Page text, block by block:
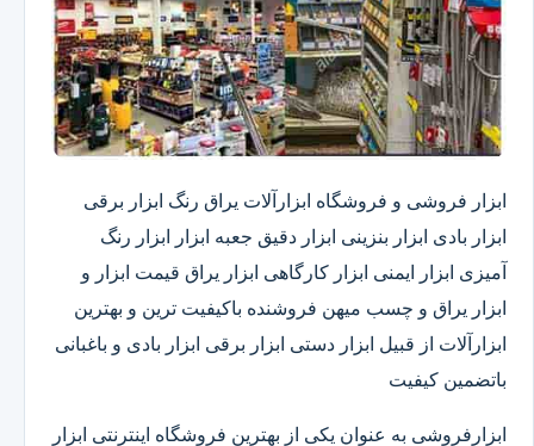
ابزار فروشی و فروشگاه ابزارآلات یراق رنگ ابزار برقی
ابزار بادی ابزار بنزینی ابزار دقیق​ جعبه ابزار ابزار رنگ
آمیزی ابزار ایمنی ابزار کارگاهی ابزار یراق قیمت ابزار و
ابزار یراق و چسب میهن فروشنده باکیفیت ترین و بهترین
ابزارآلات از قبیل ابزار دستی ابزار برقی ابزار بادی و باغبانی
باتضمین کیفیت
ابزارفروشی به عنوان یکی از بهترین فروشگاه اینترنتی ابزار